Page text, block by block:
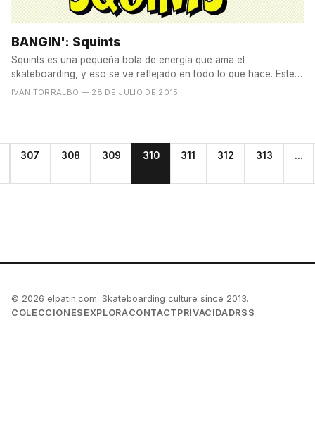
BANGIN': Squints
Squints es una pequeña bola de energía que ama el
skateboarding, y eso se ve reflejado en todo lo que hace. Este
chaval...
IVÁN TORRALBO — 28 DE JULIO DE 2015
307 308 309 310 311 312 313 ...
© 2026 elpatin.com. Skateboarding culture since 2013.
COLECCIONES EXPLORACONTACT PRIVACIDADRSS